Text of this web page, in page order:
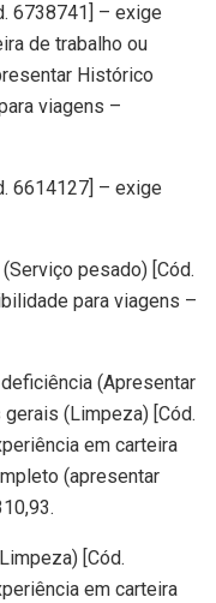
6738741] – exige
de trabalho ou
Histórico
viagens –
6614127] – exige
pesado) [Cód.
para viagens –
(Apresentar
(Limpeza) [Cód.
em carteira
(apresentar
[Cód.
em carteira